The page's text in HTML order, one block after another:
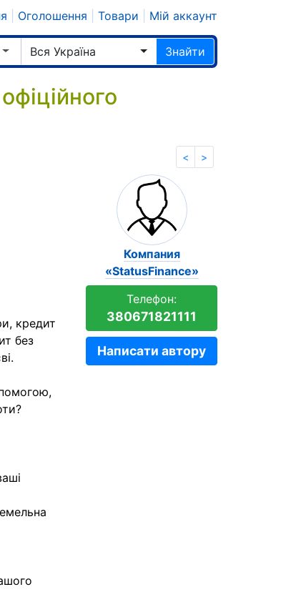
Оголошення Товари Мій аккаунт
Вся Україна Знайти
< >
кредит
без
Компания
«StatusFinance»
Телефон:
380671821111
Написати автору